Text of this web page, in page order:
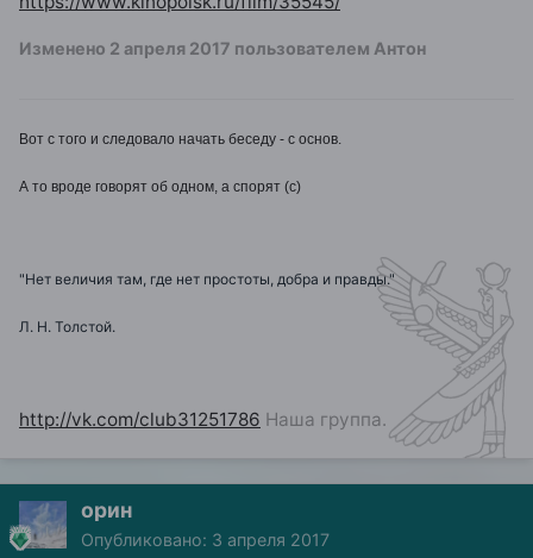
Изменено 2 апреля 2017 пользователем Антон
Вот с того и следовало начать беседу - с основ.
А то вроде говорят об одном, а спорят (с)
"Нет величия там, где нет простоты, добра и правды."
Л. Н. Толстой.
http://vk.com/club31251786 Наша группа.
орин
Опубликовано: 3 апреля 2017